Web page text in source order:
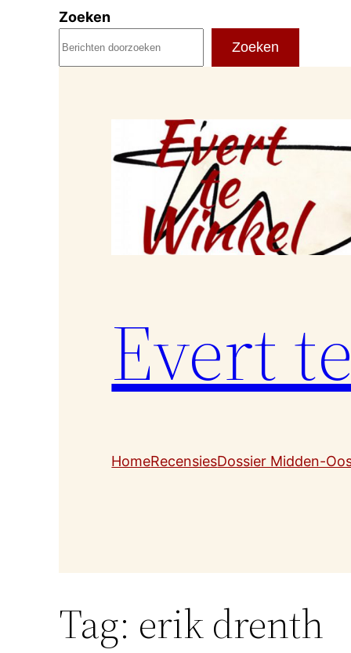
Zoeken
Zoeken
Evert
HomeRecensiesDossier Midden-
Tag: erik drenth